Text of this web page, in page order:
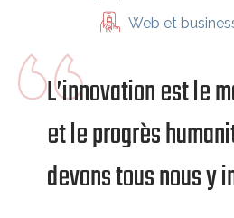
Web et
L’innovation est le
et le progrès
devons tous nous y